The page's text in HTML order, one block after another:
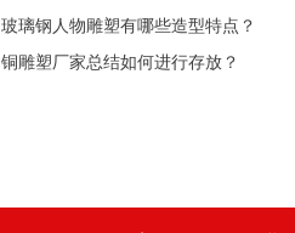
玻璃钢人物雕塑有哪些造型特点？
铜雕塑厂家总结如何进行存放？